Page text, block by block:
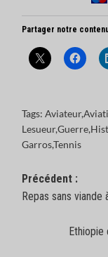
Partager notre
Tags: Aviateur,
Lesueur,Guerre,
Garros,Tennis
Navigation
d’article
Précédent :
Repas sans viande
Ethiopie